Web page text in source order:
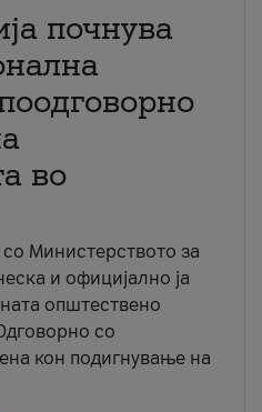
почнува
во
Министерството за
и официјално ја
општествено
со
кон подигнување на